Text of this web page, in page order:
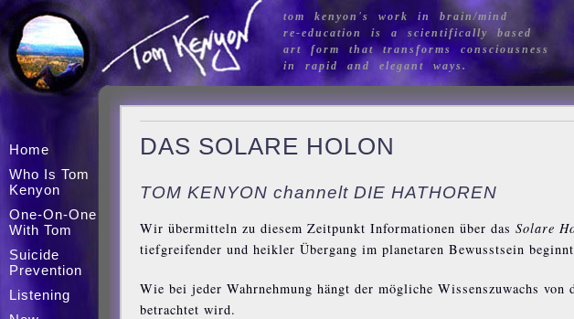
Home
Who Is Tom
Kenyon
One-On-One
With Tom
Suicide
Prevention
Listening
tom kenyon's work in brain/mind
re-education is a scientifically based
art form that transforms consciousness
in rapid and elegant ways.
DAS SOLARE HOLON
TOM KENYON channelt DIE HATHOREN
Wir übermitteln zu diesem Zeitpunkt Informationen über das Solare
tiefgreifender und heikler Übergang im planetaren Bewusstsein
Wie bei jeder Wahrnehmung hängt der mögliche Wissenszuwachs
betrachtet wird.